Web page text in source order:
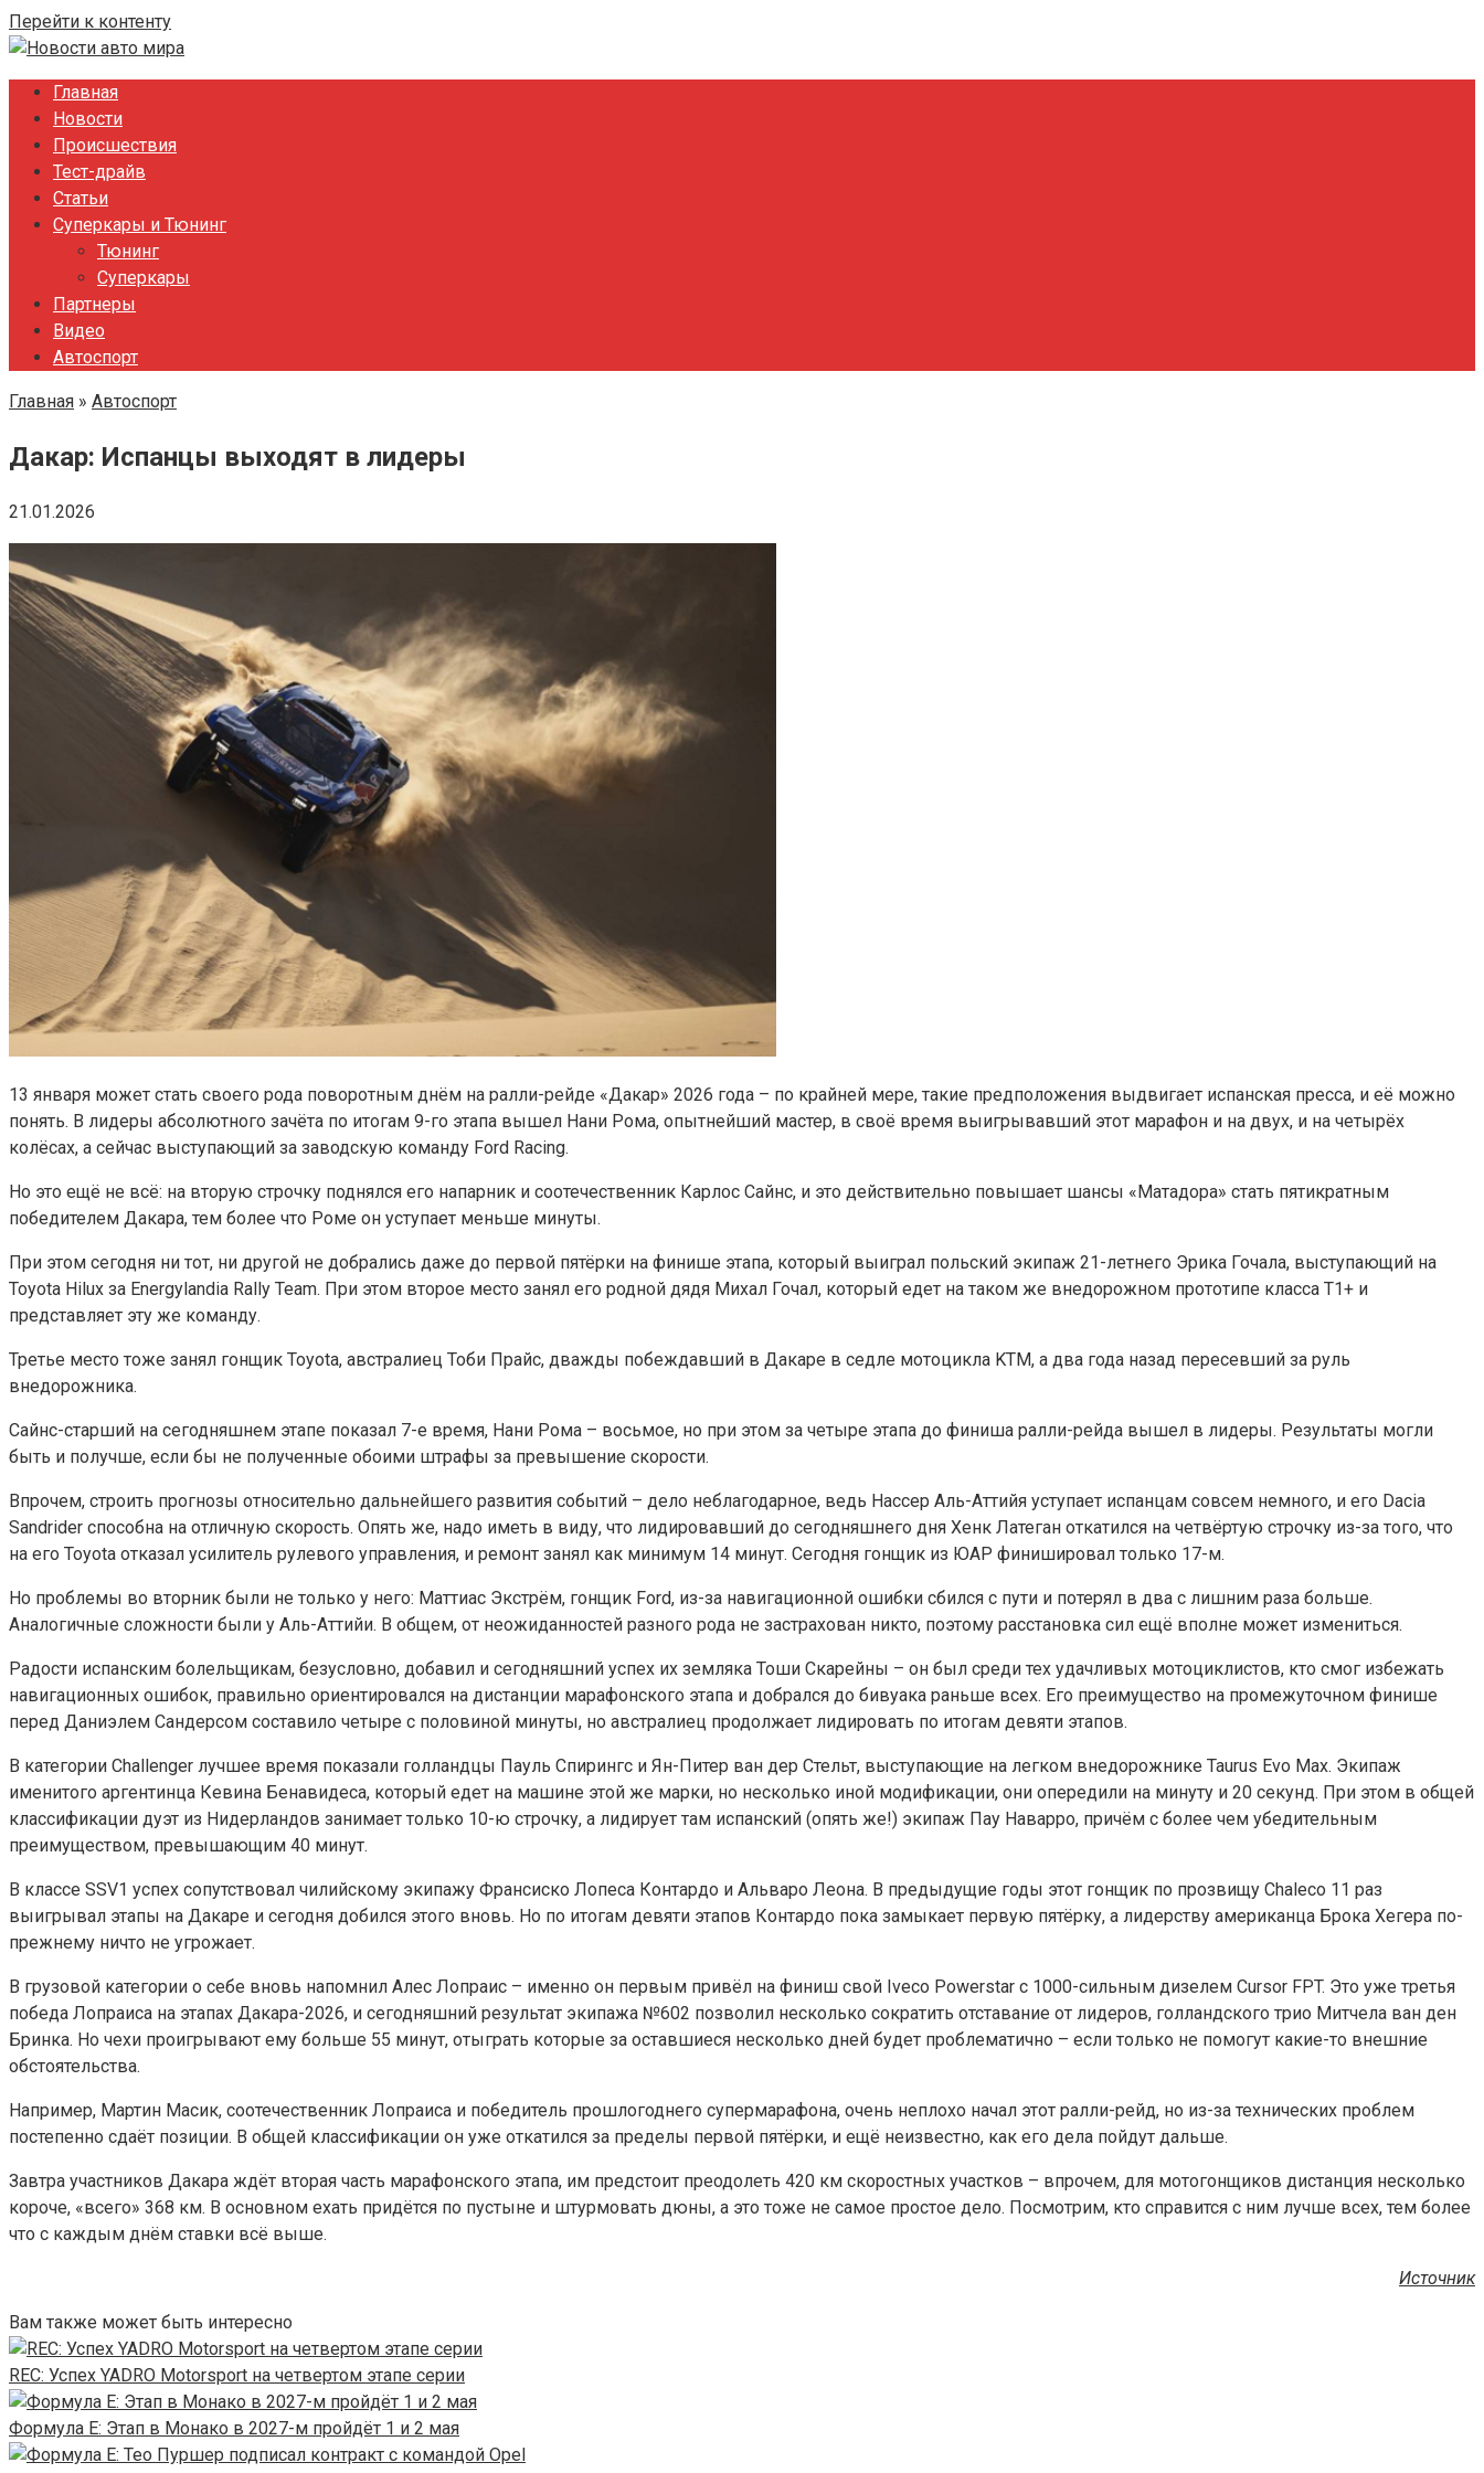
Перейти к контенту
Главная
Новости
Происшествия
Тест-драйв
Статьи
Суперкары и Тюнинг
Тюнинг
Суперкары
Партнеры
Видео
Автоспорт
Главная » Автоспорт
Дакар: Испанцы выходят в лидеры
21.01.2026
13 января может стать своего рода поворотным днём на ралли-рейде «Дакар» 2026 года – по крайней мере, такие предположения выдвигает испанская пресса, и её можно
понять. В лидеры абсолютного зачёта по итогам 9-го этапа вышел Нани Рома, опытнейший мастер, в своё время выигрывавший этот марафон и на двух, и на четырёх
колёсах, а сейчас выступающий за заводскую команду Ford Racing.
Но это ещё не всё: на вторую строчку поднялся его напарник и соотечественник Карлоc Сайнс, и это действительно повышает шансы «Матадора» стать пятикратным
победителем Дакара, тем более что Роме он уступает меньше минуты.
При этом сегодня ни тот, ни другой не добрались даже до первой пятёрки на финише этапа, который выиграл польский экипаж 21-летнего Эрика Гочала, выступающий на
Toyota Hilux за Energylandia Rally Team. При этом второе место занял его родной дядя Михал Гочал, который едет на таком же внедорожном прототипе класса T1+ и
представляет эту же команду.
Третье место тоже занял гонщик Toyota, австралиец Тоби Прайс, дважды побеждавший в Дакаре в седле мотоцикла KTM, а два года назад пересевший за руль
внедорожника.
Сайнс-старший на сегодняшнем этапе показал 7-е время, Нани Рома – восьмое, но при этом за четыре этапа до финиша ралли-рейда вышел в лидеры. Результаты могли
быть и получше, если бы не полученные обоими штрафы за превышение скорости.
Впрочем, строить прогнозы относительно дальнейшего развития событий – дело неблагодарное, ведь Нассер Аль-Аттийя уступает испанцам совсем немного, и его Dacia
Sandrider способна на отличную скорость. Опять же, надо иметь в виду, что лидировавший до сегодняшнего дня Хенк Латеган откатился на четвёртую строчку из-за того, что
на его Toyota отказал усилитель рулевого управления, и ремонт занял как минимум 14 минут. Сегодня гонщик из ЮАР финишировал только 17-м.
Но проблемы во вторник были не только у него: Маттиас Экстрём, гонщик Ford, из-за навигационной ошибки сбился с пути и потерял в два с лишним раза больше.
Аналогичные сложности были у Аль-Аттийи. В общем, от неожиданностей разного рода не застрахован никто, поэтому расстановка сил ещё вполне может измениться.
Радости испанским болельщикам, безусловно, добавил и сегодняшний успех их земляка Тоши Скарейны – он был среди тех удачливых мотоциклистов, кто смог избежать
навигационных ошибок, правильно ориентировался на дистанции марафонского этапа и добрался до бивуака раньше всех. Его преимущество на промежуточном финише
перед Даниэлем Сандерсом составило четыре с половиной минуты, но австралиец продолжает лидировать по итогам девяти этапов.
В категории Challenger лучшее время показали голландцы Пауль Спирингс и Ян-Питер ван дер Стельт, выступающие на легком внедорожнике Taurus Evo Max. Экипаж
именитого аргентинца Кевина Бенавидеса, который едет на машине этой же марки, но несколько иной модификации, они опередили на минуту и 20 секунд. При этом в общей
классификации дуэт из Нидерландов занимает только 10-ю строчку, а лидирует там испанский (опять же!) экипаж Пау Наварро, причём с более чем убедительным
преимуществом, превышающим 40 минут.
В классе SSV1 успех сопутствовал чилийскому экипажу Франсиско Лопеса Контардо и Альваро Леона. В предыдущие годы этот гонщик по прозвищу Chaleco 11 раз
выигрывал этапы на Дакаре и сегодня добился этого вновь. Но по итогам девяти этапов Контардо пока замыкает первую пятёрку, а лидерству американца Брока Хегера по-
прежнему ничто не угрожает.
В грузовой категории о себе вновь напомнил Алес Лопраис – именно он первым привёл на финиш свой Iveco Powerstar c 1000-сильным дизелем Cursor FPT. Это уже третья
победа Лопраиса на этапах Дакара-2026, и сегодняшний результат экипажа №602 позволил несколько сократить отставание от лидеров, голландского трио Митчела ван ден
Бринка. Но чехи проигрывают ему больше 55 минут, отыграть которые за оставшиеся несколько дней будет проблематично – если только не помогут какие-то внешние
обстоятельства.
Например, Мартин Масик, соотечественник Лопраиса и победитель прошлогоднего супермарафона, очень неплохо начал этот ралли-рейд, но из-за технических проблем
постепенно сдаёт позиции. В общей классификации он уже откатился за пределы первой пятёрки, и ещё неизвестно, как его дела пойдут дальше.
Завтра участников Дакара ждёт вторая часть марафонского этапа, им предстоит преодолеть 420 км скоростных участков – впрочем, для мотогонщиков дистанция несколько
короче, «всего» 368 км. В основном ехать придётся по пустыне и штурмовать дюны, а это тоже не самое простое дело. Посмотрим, кто справится с ним лучше всех, тем более
что с каждым днём ставки всё выше.
Источник
Вам также может быть интересно
REC: Успех YADRO Motorsport на четвертом этапе серии
Формула E: Этап в Монако в 2027-м пройдёт 1 и 2 мая